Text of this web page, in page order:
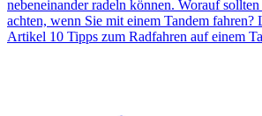
nebeneinander radeln können. Worauf
achten, wenn Sie mit einem Tandem fahren?
Artikel 10 Tipps zum Radfahren auf einem